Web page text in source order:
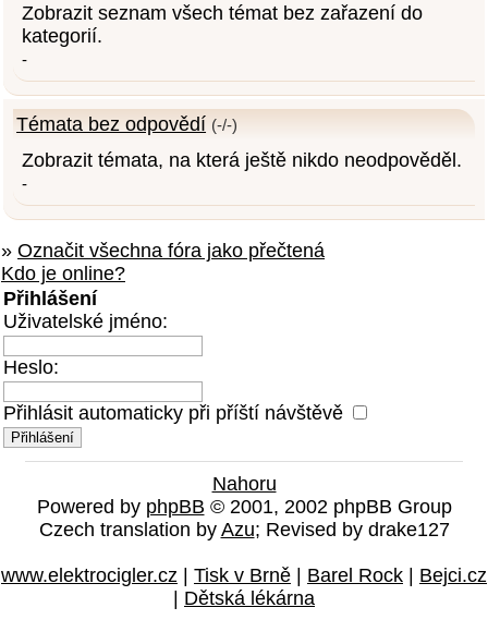
Zobrazit seznam všech témat bez zařazení do
kategorií.
-
Témata bez odpovědí (-/-)
Zobrazit témata, na která ještě nikdo neodpověděl.
-
» Označit všechna fóra jako přečtená
Kdo je online?
Přihlášení
Uživatelské jméno:
Heslo:
Přihlásit automaticky při příští návštěvě
Nahoru
Powered by phpBB © 2001, 2002 phpBB Group
Czech translation by Azu; Revised by drake127
www.elektrocigler.cz | Tisk v Brně | Barel Rock | Bejci.cz
| Dětská lékárna